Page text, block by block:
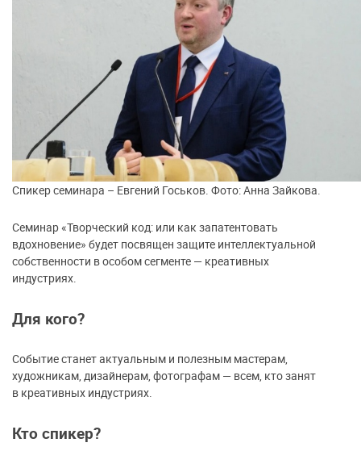
Спикер семинара – Евгений Госьков. Фото: Анна Зайкова.
Семинар «Творческий код: или как запатентовать
вдохновение» будет посвящен защите интеллектуальной
собственности в особом сегменте — креативных
индустриях.
Для кого?
Событие станет актуальным и полезным мастерам,
художникам, дизайнерам, фотографам — всем, кто занят
в креативных индустриях.
Кто спикер?